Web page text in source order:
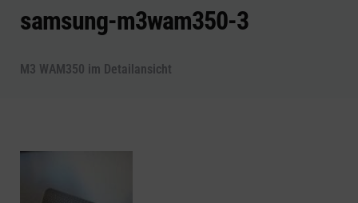
samsung-m3wam350-3
M3 WAM350 im Detailansicht